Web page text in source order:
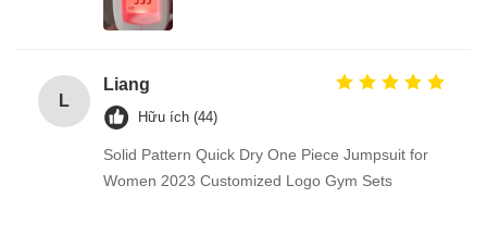
L
Liang
Hữu ích (44)
Solid Pattern Quick Dry One Piece Jumpsuit for
Women 2023 Customized Logo Gym Sets